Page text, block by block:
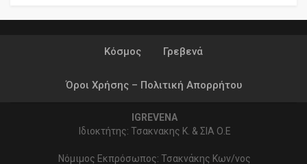
Κόσμος Γρεβενά
Όροι Χρήσης – Πολιτική Απορρήτου
IGREVENA
Ιδιοκτήτης: Τσακνακης Κ. & ΣΙΑ Ο.Ε
Νόμιμος Εκπρόσωπος: Τσακνάκης Κων/νος